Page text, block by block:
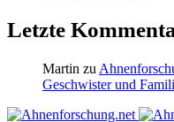
Letzte
Martin zu
Geschwister und